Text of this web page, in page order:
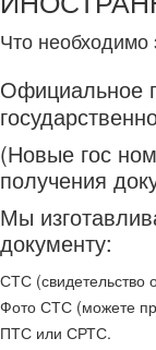
Что необходимо
Официальное
(Новые гос
получения
Мы
документу:
СТС (свидетельство
Фото СТС (можете
ПТС или СРТС.